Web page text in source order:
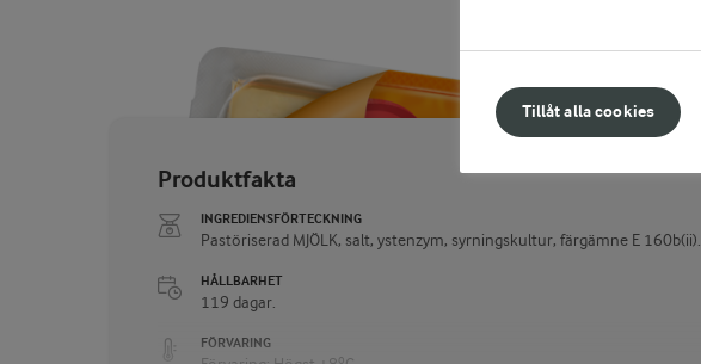
Produktfakta
INGREDIENSFÖRTECKNING
Pastöriserad MJÖLK, salt, ystenzym, syrningskultur, färgämne E 160b(ii).
HÅLLBARHET
119 dagar.
FÖRVARING
Tillåt alla cookies